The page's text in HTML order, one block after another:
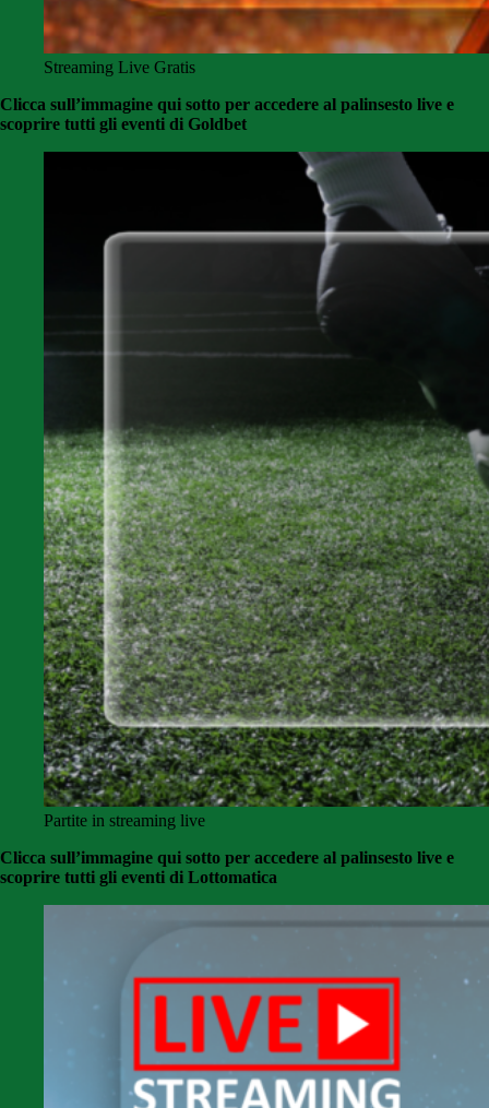
Streaming Live Gratis
Clicca sull’immagine qui sotto per accedere al palinsesto live e
scoprire tutti gli eventi di Goldbet
Partite in streaming live
Clicca sull’immagine qui sotto per accedere al palinsesto live e
scoprire tutti gli eventi di Lottomatica